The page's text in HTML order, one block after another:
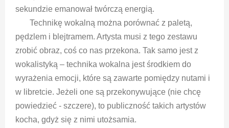
sekundzie emanował twórczą energią.
Technikę wokalną można porównać z paletą,
pędzlem i blejtramem. Artysta musi z tego zestawu
zrobić obraz, coś co nas przekona. Tak samo jest z
wokalistyką – technika wokalna jest środkiem do
wyrażenia emocji, które są zawarte pomiędzy nutami i
w libretcie. Jeżeli one są przekonywujące (nie chcę
powiedzieć - szczere), to publiczność takich artystów
kocha, gdyż się z nimi utożsamia.